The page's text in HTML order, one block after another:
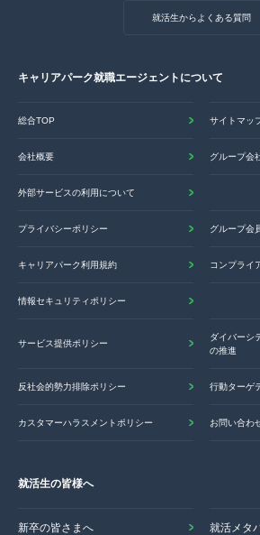
就活生からよくある質問
キャリアパーク就職エージェントについて
総合TOP サイトマッ
会社概要 グループ会
外部サービスの利用について
プライバシーポリシー グループ会
キャリアパーク利用規約 コンプライ
情報セキュリティポリシー
サービス提供ポリシー
ダイバーシ
の推進
反社会的勢力排除ポリシー 行動ターゲ
カスタマーハラスメントポリシー お問い合わ
就活生の皆様へ
新卒の皆さまへ 就活メタ